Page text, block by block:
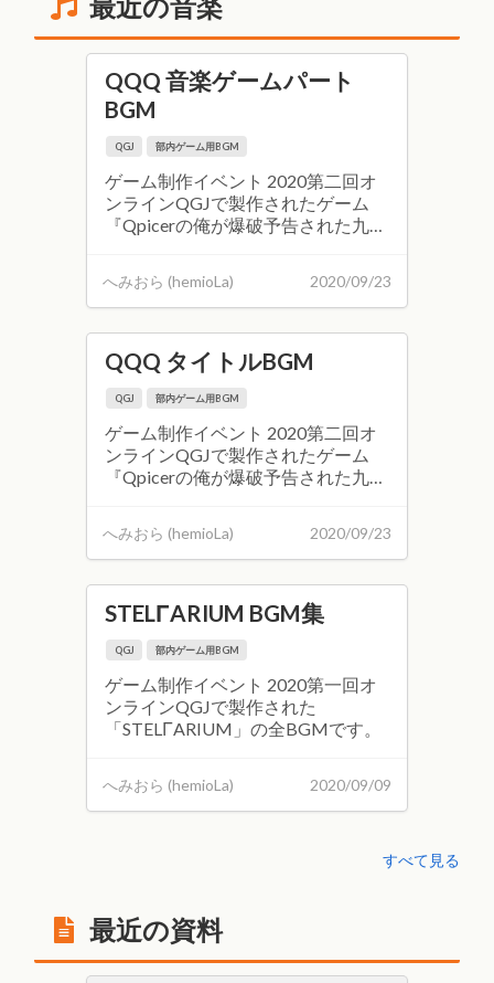
QQQ 音楽ゲームパート
BGM
QGJ 部内ゲーム用BGM
ゲーム制作イベント 2020第二回オ
ンラインQGJで製作されたゲーム
『Qpicerの俺が爆破予告された九大
BGMです。
2020/09/23
へみおら (hemioLa)
QQQ タイトルBGM
QGJ 部内ゲーム用BGM
ゲーム制作イベント 2020第二回オ
ンラインQGJで製作されたゲーム
『Qpicerの俺が爆破予告された九大
2020/09/23
へみおら (hemioLa)
STELΓARIUM BGM集
QGJ 部内ゲーム用BGM
ゲーム制作イベント 2020第一回オ
ンラインQGJで製作された
「STELΓARIUM」の全BGMです。
2020/09/09
へみおら (hemioLa)
すべて見る
最近の資料